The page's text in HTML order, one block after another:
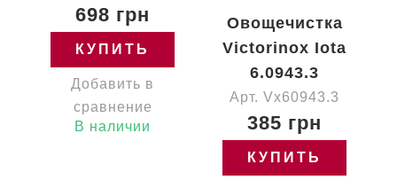
698 грн
КУПИТЬ
Добавить в
сравнение
В наличии
Овощечистка
Victorinox Iota
6.0943.3
Арт. Vx60943.3
385 грн
КУПИТЬ